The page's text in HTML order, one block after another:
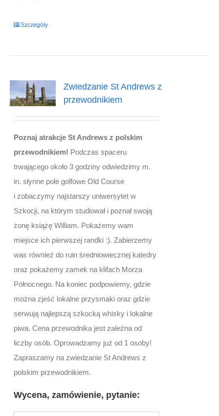
Szczegóły
Zwiedzanie St Andrews z
przewodnikiem
Poznaj atrakcje St Andrews z polskim
przewodnikiem! Podczas spaceru
trwającego około 3 godziny odwiedzimy m.
in. słynne pole golfowe Old Course
i zobaczymy najstarszy uniwersytet w
Szkocji, na którym studiował i poznał swoją
żonę książę William. Pokażemy wam
miejsce ich pierwszej randki :). Zabierzemy
was również do ruin średniowiecznej katedry
oraz pokażemy zamek na klifach Morza
Północnego. Na koniec podpowiemy, gdzie
można zjeść lokalne przysmaki oraz gdzie
serwują najlepszą szkocką whisky i lokalne
piwa. Cena przewodnika jest zależna od
liczby osób. Oprowadzamy już od 1 osoby!
Zapraszamy na zwiedzanie St Andrews z
polskim przewodnikiem.
Wycena, zamówienie, pytanie: